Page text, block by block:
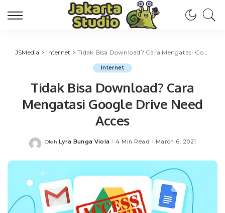
JSMedia > Internet >Tidak Bisa Download? Cara Mengatasi Google Drive Need Acces
Internet
Tidak Bisa Download? Cara
Mengatasi Google Drive Need
Acces
Posted
Oleh Lyra Bunga Viola 4 Min Read March 6, 2021